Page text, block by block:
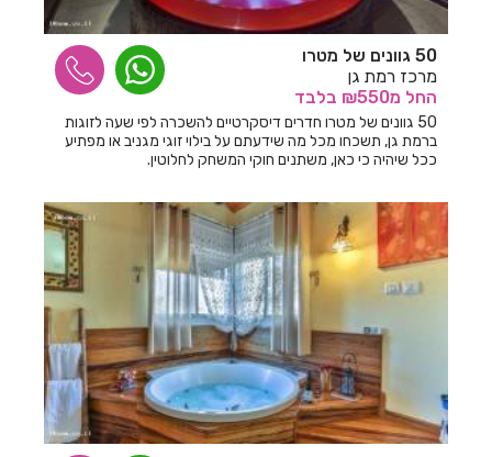
חדרים לפי שעה בחוסן
חדרים לפי שעה בחוף סיאסטה ביאנקיני
חדרים לפי שעה בחופית
חדרים לפי שעה בחזון
חדרים לפי שעה בחיפה
חדרים לפי שעה בחצור הגלילית
חדרים לפי שעה בחריש
חדרים לפי שעה בטבריה
חדרים לפי שעה בטפחות
חדרים לפי שעה ביבנאל
50 גוונים של מטרו
מרכז רמת גן
החל מ₪550 בלבד
50 גוונים של מטרו חדרים דיסקרטיים להשכרה לפי שעה לזוגות
ברמת גן, תשכחו מכל מה שידעתם על בילוי זוגי מגניב או מפתיע
ככל שיהיה כי כאן, משתנים חוקי המשחק לחלוטין.